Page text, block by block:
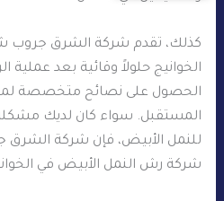
كذلك، تقدم شركة الشرق جروب
الخوانيج حلولاً وقائية بعد
الحصول على نصائح متخصصة
المستقبل. سواء كان لديك
للنمل الأبيض، فإن شركة الشرق
شركة رش النمل الأبيض في